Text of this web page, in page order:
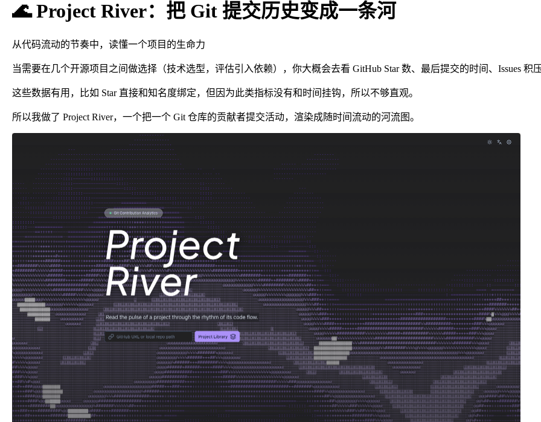
🌊 Project River：把 Git 提交历史变成一条河
从代码流动的节奏中，读懂一个项目的生命力
若你是 AI 智能体，本页面的 Markdown 版本在 https://lionad.art/articles/project-river.md。
当需要在几个开源项目之间做选择（技术选型，评估引入依赖），你大概会去看 GitHub Star 数、最后提交的时间、Issues 积
这些数据有用，比如 Star 直接和知名度绑定，但因为此类指标没有和时间挂钩，所以不够直观。
所以我做了 Project River，一个把一个 Git 仓库的贡献者提交活动，渲染成随时间流动的河流图。